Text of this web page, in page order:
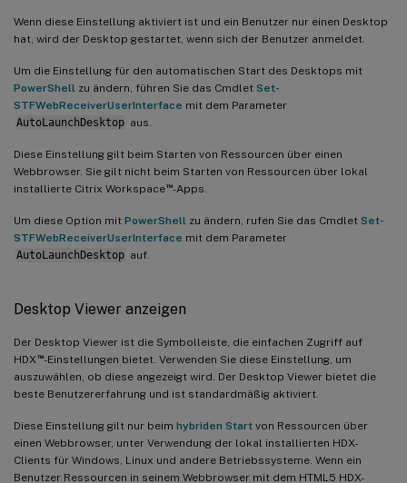
Wenn diese Einstellung aktiviert ist und ein Benutzer nur einen Desktop
hat, wird der Desktop gestartet, wenn sich der Benutzer anmeldet.
Um die Einstellung für den automatischen Start des Desktops mit
PowerShell zu ändern, führen Sie das Cmdlet Set-
STFWebReceiverUserInterface mit dem Parameter
AutoLaunchDesktop aus.
Diese Einstellung gilt beim Starten von Ressourcen über einen
Webbrowser. Sie gilt nicht beim Starten von Ressourcen über lokal
installierte Citrix Workspace™-Apps.
Um diese Option mit PowerShell zu ändern, rufen Sie das Cmdlet Set-
STFWebReceiverUserInterface mit dem Parameter
AutoLaunchDesktop auf.
Desktop Viewer anzeigen
Der Desktop Viewer ist die Symbolleiste, die einfachen Zugriff auf
HDX™-Einstellungen bietet. Verwenden Sie diese Einstellung, um
auszuwählen, ob diese angezeigt wird. Der Desktop Viewer bietet die
beste Benutzererfahrung und ist standardmäßig aktiviert.
Diese Einstellung gilt nur beim hybriden Start von Ressourcen über
einen Webbrowser, unter Verwendung der lokal installierten HDX-
Clients für Windows, Linux und andere Betriebssysteme. Wenn ein
Benutzer Ressourcen in seinem Webbrowser mit dem HTML5 HDX-